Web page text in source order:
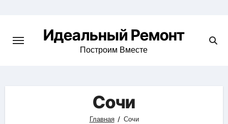
content
Идеальный Ремонт
Построим Вместе
Сочи
Главная Сочи